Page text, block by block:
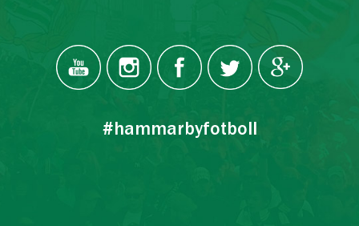
#hammarbyfotboll